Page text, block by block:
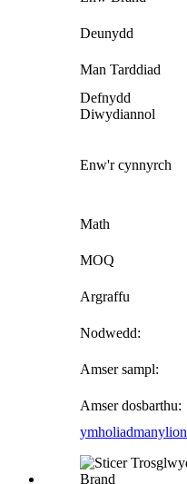
Deunydd
Man Tarddiad
Defnydd
Diwydiannol
Enw'r cynnyrch
Math
MOQ
Argraffu
Nodwedd:
Amser sampl:
Amser dosbarthu:
ymholiadmanylion